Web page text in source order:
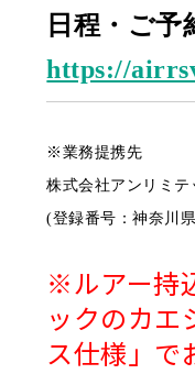
日程・ご
https://
※業務提携先
株式会社アンリミテ
(登録番号：神奈川
※ルアー持
ックのカエ
ス仕様」で